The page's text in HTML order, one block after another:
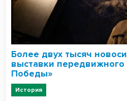
Более двух тысяч
выставки передвижного
Победы»
История